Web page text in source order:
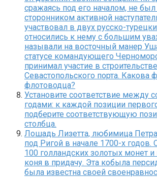
сражаясь под его началом, не
сторонником активной
участвовал в двух русско-
относились к нему с большим
называли на восточный манер
статусе командующего
принимал участие в строительстве
Севастопольского порта. Какова
флотоводца?
Установите соответствие между
годами: к каждой позиции
подберите соответствующую
столбца.
Лошадь Лизетта, любимица
под Ригой в начале 1700-х годов.
100 голландских золотых монет
коня в придачу. Эта кобыла
была известна своей